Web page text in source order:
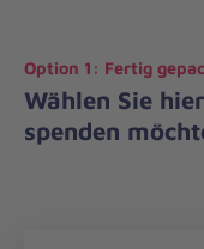
Wählen Sie
spenden
Option 1: Fertig